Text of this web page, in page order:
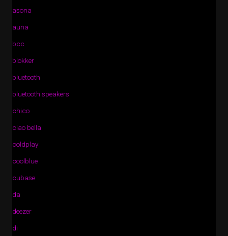
asona
auna
bcc
blokker
bluetooth
bluetooth speakers
chico
ciao bella
coldplay
coolblue
cubase
da
deezer
di